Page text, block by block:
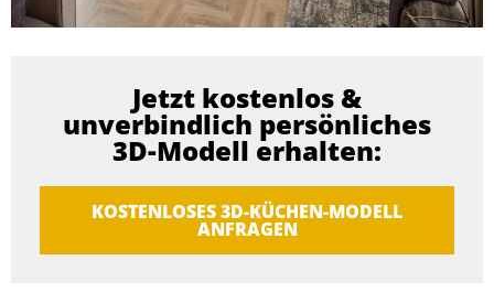
Jetzt kostenlos &
unverbindlich persönliches
3D-Modell erhalten:
KOSTENLOSES 3D-KÜCHEN-MODELL
ANFRAGEN